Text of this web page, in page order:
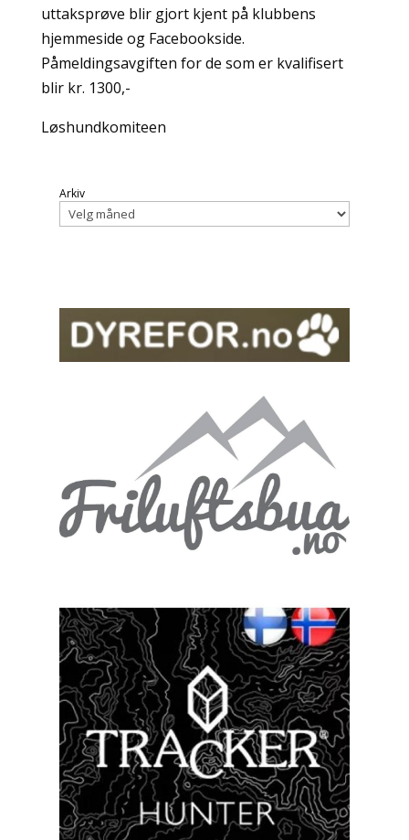
uttaksprøve blir gjort kjent på klubbens
hjemmeside og Facebookside.
Påmeldingsavgiften for de som er kvalifisert
blir kr. 1300,-
Løshundkomiteen
Arkiv